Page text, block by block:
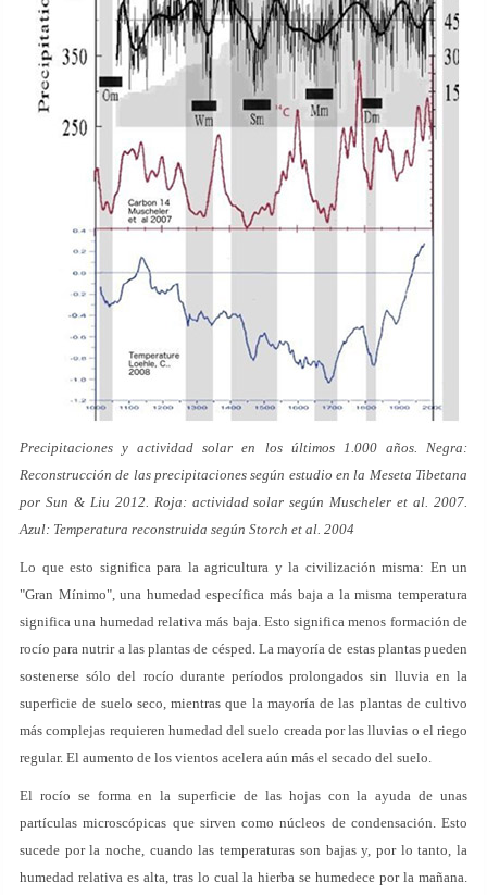
Precipitaciones y actividad solar en los últimos 1.000 años. Negra:
Reconstrucción de las precipitaciones según estudio en la Meseta Tibetana
por Sun & Liu 2012. Roja: actividad solar según Muscheler et al. 2007.
Azul: Temperatura reconstruida según Storch et al. 2004
Lo que esto significa para la agricultura y la civilización misma: En un
"Gran Mínimo", una humedad específica más baja a la misma temperatura
significa una humedad relativa más baja. Esto significa menos formación de
rocío para nutrir a las plantas de césped. La mayoría de estas plantas pueden
sostenerse sólo del rocío durante períodos prolongados sin lluvia en la
superficie de suelo seco, mientras que la mayoría de las plantas de cultivo
más complejas requieren humedad del suelo creada por las lluvias o el riego
regular. El aumento de los vientos acelera aún más el secado del suelo.
El rocío se forma en la superficie de las hojas con la ayuda de unas
partículas microscópicas que sirven como núcleos de condensación. Esto
sucede por la noche, cuando las temperaturas son bajas y, por lo tanto, la
humedad relativa es alta, tras lo cual la hierba se humedece por la mañana.